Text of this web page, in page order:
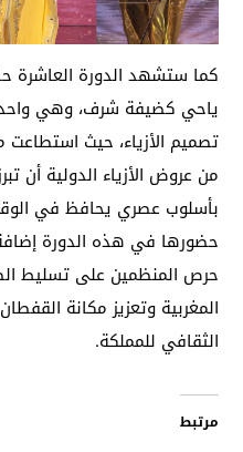
كما ستشهد الدورة العاشرة
ياحي كضيفة شرف، وهي
تصميم الأزياء، حيث
من عروض الأزياء الدولية أن
بأسلوب عصري يحافظ في
حضورها في هذه الدورة
حرص المنظمين على تسليط
المغربية وتعزيز مكانة
الثقافي للمملكة.
مرتبط